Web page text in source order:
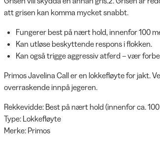
att grisen kan komma mycket snabbt.
Fungerer best på nært hold, innenfor 100
Kan utløse beskyttende respons i flokken.
Kan også trigge aggressiv atferd – vær
Primos Javelina Call er en lokkefløyte for jakt.
overraskende innpå jegeren.
Rekkevidde: Best på nært hold (innenfor ca.
Type: Lokkefløyte
Merke: Primos